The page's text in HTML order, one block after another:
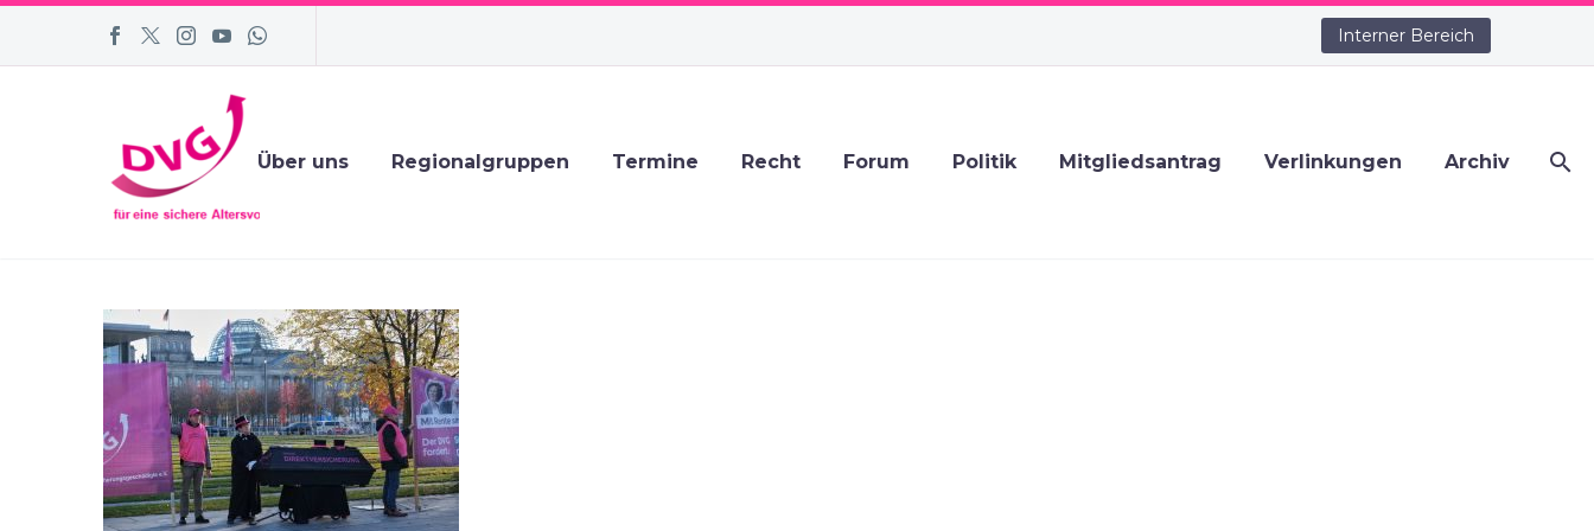
Interner Bereich
Über uns Regionalgruppen Termine Recht Forum Politik Mitgliedsantrag Verlinkungen Archiv